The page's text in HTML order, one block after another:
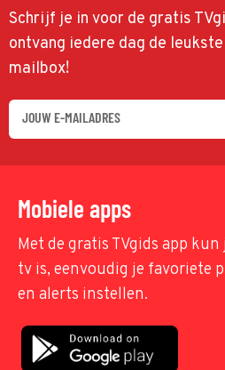
Schrijf je in voor de gratis
ontvang iedere dag de
mailbox!
Mobiele apps
Met de gratis TVgids app
tv is, eenvoudig je favoriete
en alerts instellen.